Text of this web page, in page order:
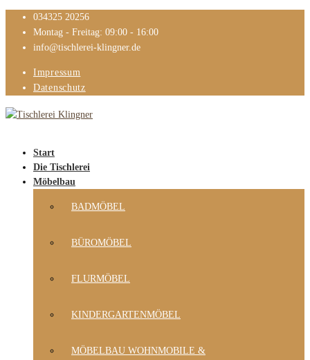
034325 20256
Montag - Freitag: 09:00 - 16:00
info@tischlerei-klingner.de
Impressum
Datenschutz
Start
Die Tischlerei
Möbelbau
BADMÖBEL
BÜROMÖBEL
FLURMÖBEL
KINDERGARTENMÖBEL
MÖBELBAU WOHNMOBILE &